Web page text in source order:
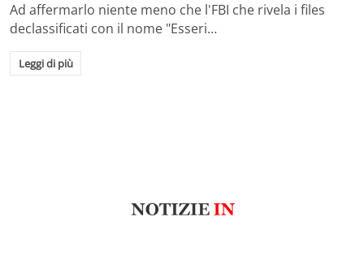
Ad affermarlo niente meno che l'FBI che rivela i files
declassificati con il nome "Esseri…
Leggi di più